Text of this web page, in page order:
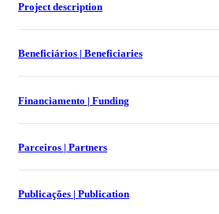
Project description
Beneficiários | Beneficiaries
Financiamento | Funding
Parceiros | Partners
Publicações | Publication